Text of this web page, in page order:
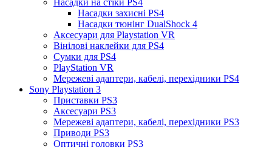
Насадки захисні PS4
Насадки тюнінг DualShock 4
Аксесуари для Playstation VR
Вінілові наклейки для PS4
Сумки для PS4
PlayStation VR
Мережеві адаптери, кабелі, перехідники PS4
Sony Playstation 3
Приставки PS3
Аксесуари PS3
Мережеві адаптери, кабелі, перехідники PS3
Приводи PS3
Оптичні головки PS3